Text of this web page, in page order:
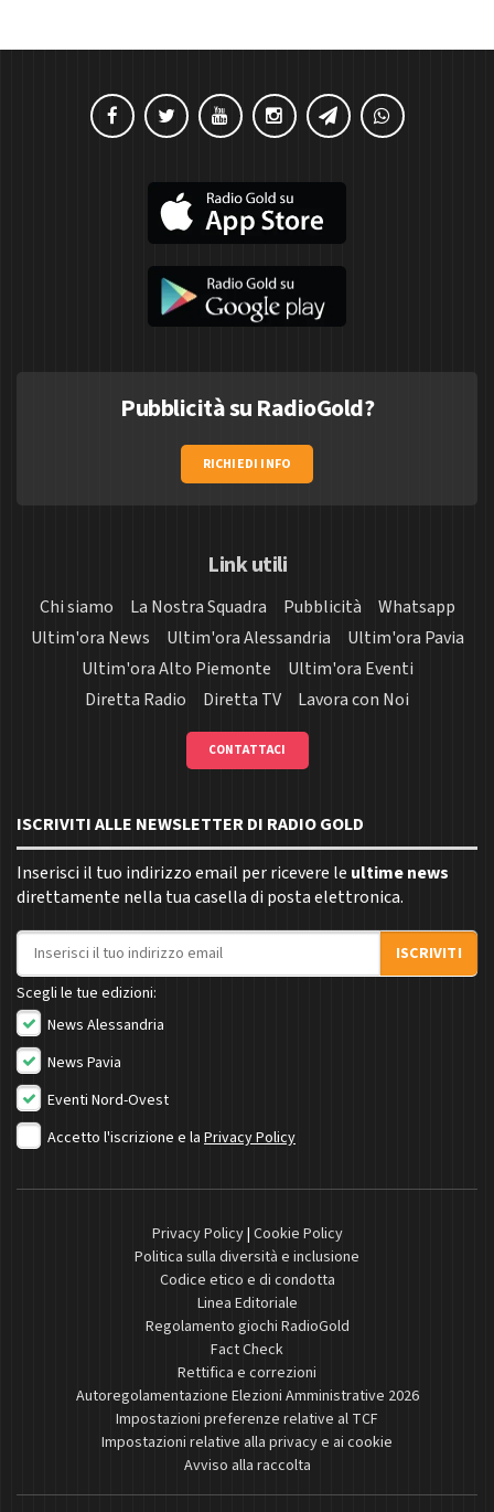
Pubblicità su RadioGold?
RICHIEDI INFO
Link utili
Chi siamo La Nostra Squadra Pubblicità
Whatsapp
Ultim'ora News
Ultim'ora Alessandria
Ultim'ora Pavia
Ultim'ora Alto Piemonte
Ultim'ora Eventi
Diretta Radio
Diretta TV Lavora con Noi
CONTATTACI
ISCRIVITI ALLE NEWSLETTER DI RADIO GOLD
Inserisci il tuo indirizzo email per ricevere le ultime news
direttamente nella tua casella di posta elettronica.
Indirizzo email
ISCRIVITI
Scegli le tue edizioni:
News Alessandria
News Pavia
Eventi Nord-Ovest
Accetto l'iscrizione e la Privacy Policy
Privacy Policy| Cookie Policy
Politica sulla diversità e inclusione
Codice etico e di condotta
Linea Editoriale
Regolamento giochi RadioGold
Fact Check
Rettifica e correzioni
Autoregolamentazione Elezioni Amministrative 2026
Impostazioni preferenze relative al TCF
Impostazioni relative alla privacy e ai cookie
Avviso alla raccolta